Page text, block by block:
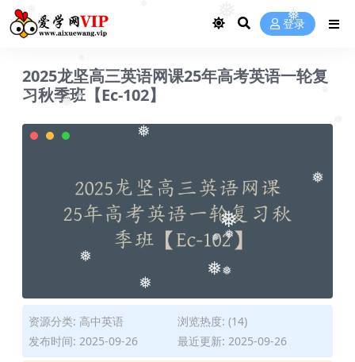
❅
❅
❅
❅
❅
❅
❅
❅
登录
2025龙坚高三英语网课25年高考英语一轮复
习秋季班【Ec-102】
资源分类: 高中英语
浏览热度: (14)
发布时间: 2025-09-26
最近更新: 2025-09-26